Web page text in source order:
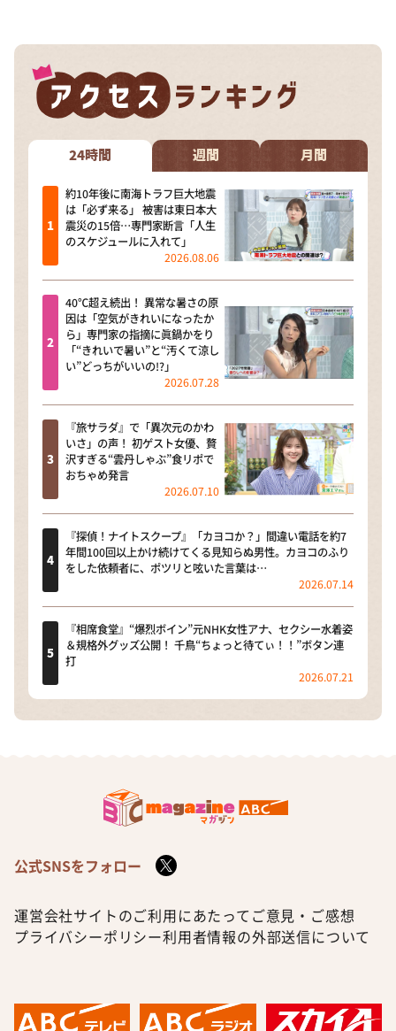
24時間 週間 月間
約10年後に南海トラフ巨大地震
は「必ず来る」 被害は東日本大
震災の15倍…専門家断言「人生
のスケジュールに入れて」
2026.08.06
40℃超え続出！ 異常な暑さの原
因は「空気がきれいになったか
ら」専門家の指摘に眞鍋かをり
「“きれいで暑い”と“汚くて涼し
い”どっちがいいの!?」
2026.07.28
『旅サラダ』で「異次元のかわ
いさ」の声！ 初ゲスト女優、贅
沢すぎる“雲丹しゃぶ”食リポで
おちゃめ発言
2026.07.10
『探偵！ナイトスクープ』「カヨコか？」間違い電話を約7
年間100回以上かけ続けてくる見知らぬ男性。カヨコのふり
をした依頼者に、ポツリと呟いた言葉は…
2026.07.14
『相席食堂』“爆烈ボイン”元NHK女性アナ、セクシー水着姿
＆規格外グッズ公開！ 千鳥“ちょっと待てぃ！！”ボタン連
打
2026.07.21
公式SNSをフォロー
運営会社サイトのご利用にあたって ご意見・ご感想
プライバシーポリシー利用者情報の外部送信について